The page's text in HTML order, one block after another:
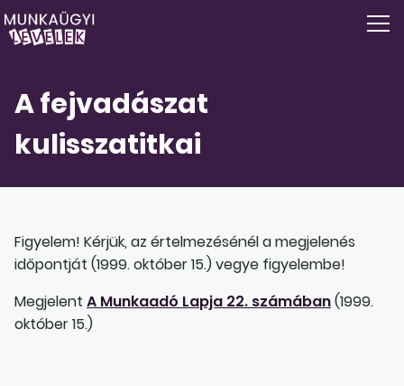
A fejvadászat
kulisszatitkai
Figyelem! Kérjük, az értelmezésénél a megjelenés
időpontját (1999. október 15.) vegye figyelembe!
Megjelent A Munkaadó Lapja 22. számában(1999.
október 15.)